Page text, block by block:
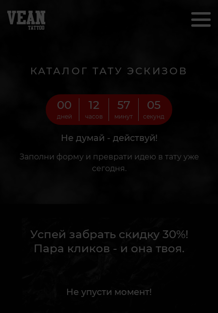
КАТАЛОГ ТАТУ ЭСКИЗОВ
00
дней
12
часов
57
минут
03
секунд
Не думай - действуй!
Заполни форму и преврати идею в тату уже
сегодня.
Успей забрать скидку 30%!
Пара кликов - и она твоя.
Не упусти момент!